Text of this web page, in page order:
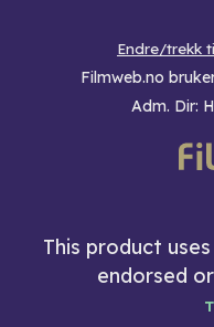
Endre/trekk
Filmweb.no
Adm. Dir:
This product
endorsed